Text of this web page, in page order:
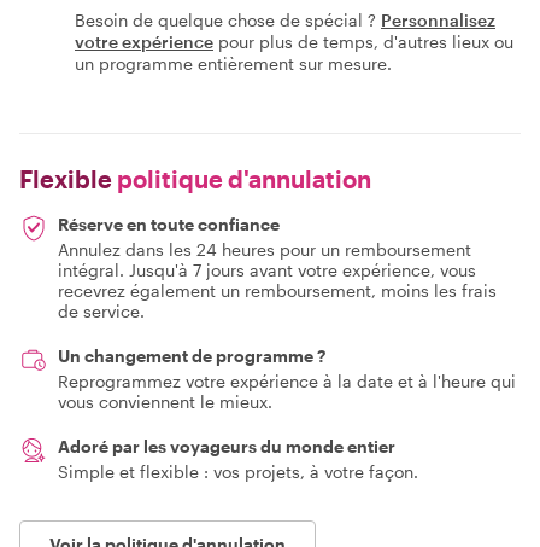
Besoin de quelque chose de spécial ? Personnalisez
votre expérience pour plus de temps, d'autres lieux ou
un programme entièrement sur mesure.
Flexible politique d'annulation
Réserve en toute confiance
Annulez dans les 24 heures pour un remboursement
intégral. Jusqu'à 7 jours avant votre expérience, vous
recevrez également un remboursement, moins les frais
de service.
Un changement de programme ?
Reprogrammez votre expérience à la date et à l'heure qui
vous conviennent le mieux.
Adoré par les voyageurs du monde entier
Simple et flexible : vos projets, à votre façon.